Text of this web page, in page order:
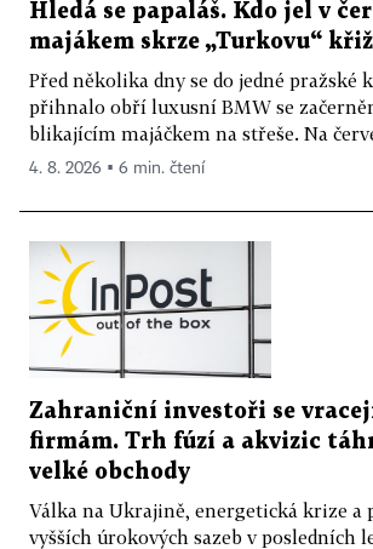
Hledá se papaláš. Kdo jel v
majákem skrze „Turkovu“
Před několika dny se do jedné pražské
přihnalo obří luxusní BMW se
blikajícím majáčkem na střeše. Na
4. 8. 2026 ▪ 6 min. čtení
Zahraniční investoři se
firmám. Trh fúzí a akvizic
velké obchody
Válka na Ukrajině, energetická krize a
vyšších úrokových sazeb v posledních